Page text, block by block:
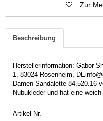
Zur
Beschreibung
Herstellerinformation: Gabor
1, 83024 Rosenheim,
Damen-Sandalette 84.520.16
Nubukleder und hat eine
Artikel-Nr.